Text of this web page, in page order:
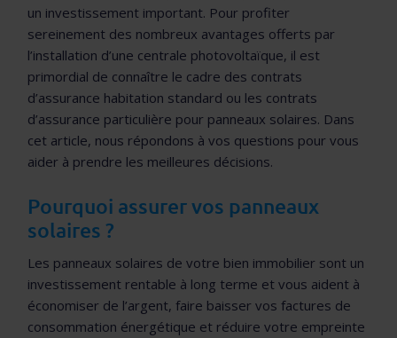
un investissement important. Pour profiter
sereinement des nombreux avantages offerts par
l’installation d’une centrale photovoltaïque, il est
primordial de connaître le cadre des contrats
d’assurance habitation standard ou les contrats
d’assurance particulière pour panneaux solaires. Dans
cet article, nous répondons à vos questions pour vous
aider à prendre les meilleures décisions.
Pourquoi assurer vos panneaux
solaires ?
Les panneaux solaires de votre bien immobilier sont un
investissement rentable à long terme et vous aident à
économiser de l’argent, faire baisser vos factures de
consommation énergétique et réduire votre empreinte